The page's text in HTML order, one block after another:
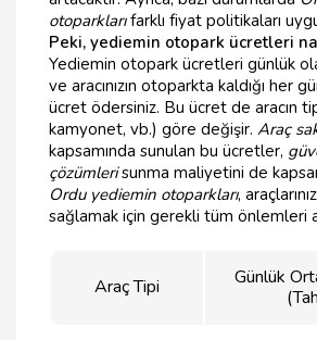
otoparklarıfarklı fiyat politikaları
Peki, yediemin otopark ücretleri
Yediemin otopark ücretleri günlük
ve aracınızın otoparkta kaldığı her
ücret ödersiniz. Bu ücret de aracın
kamyonet, vb.) göre değişir. Araç
kapsamında sunulan bu ücretler,
çözümlerisunma maliyetini de
Ordu yediemin otoparkları,
sağlamak için gerekli tüm önlemleri
Araç Tipi
Günlük